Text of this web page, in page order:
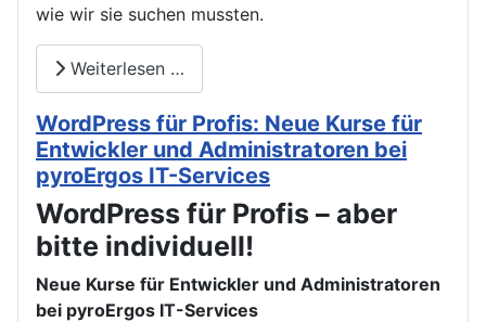
wie wir sie suchen mussten.
Weiterlesen …
WordPress für Profis: Neue Kurse für
Entwickler und Administratoren bei
pyroErgos IT-Services
WordPress für Profis – aber
bitte individuell!
Neue Kurse für Entwickler und Administratoren
bei pyroErgos IT-Services